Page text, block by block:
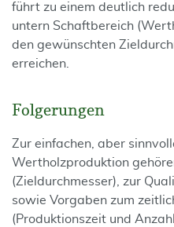
führt zu einem deutlich
untern Schaftbereich
den gewünschten
erreichen.
Folgerungen
Zur einfachen, aber
Wertholzproduktion
(Zieldurchmesser), zur
sowie Vorgaben zum
(Produktionszeit und